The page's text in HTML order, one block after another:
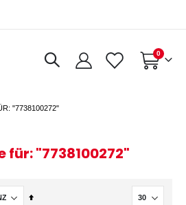
Warenkorb
0Artikel
"7738100272"
für: "7738100272"
In